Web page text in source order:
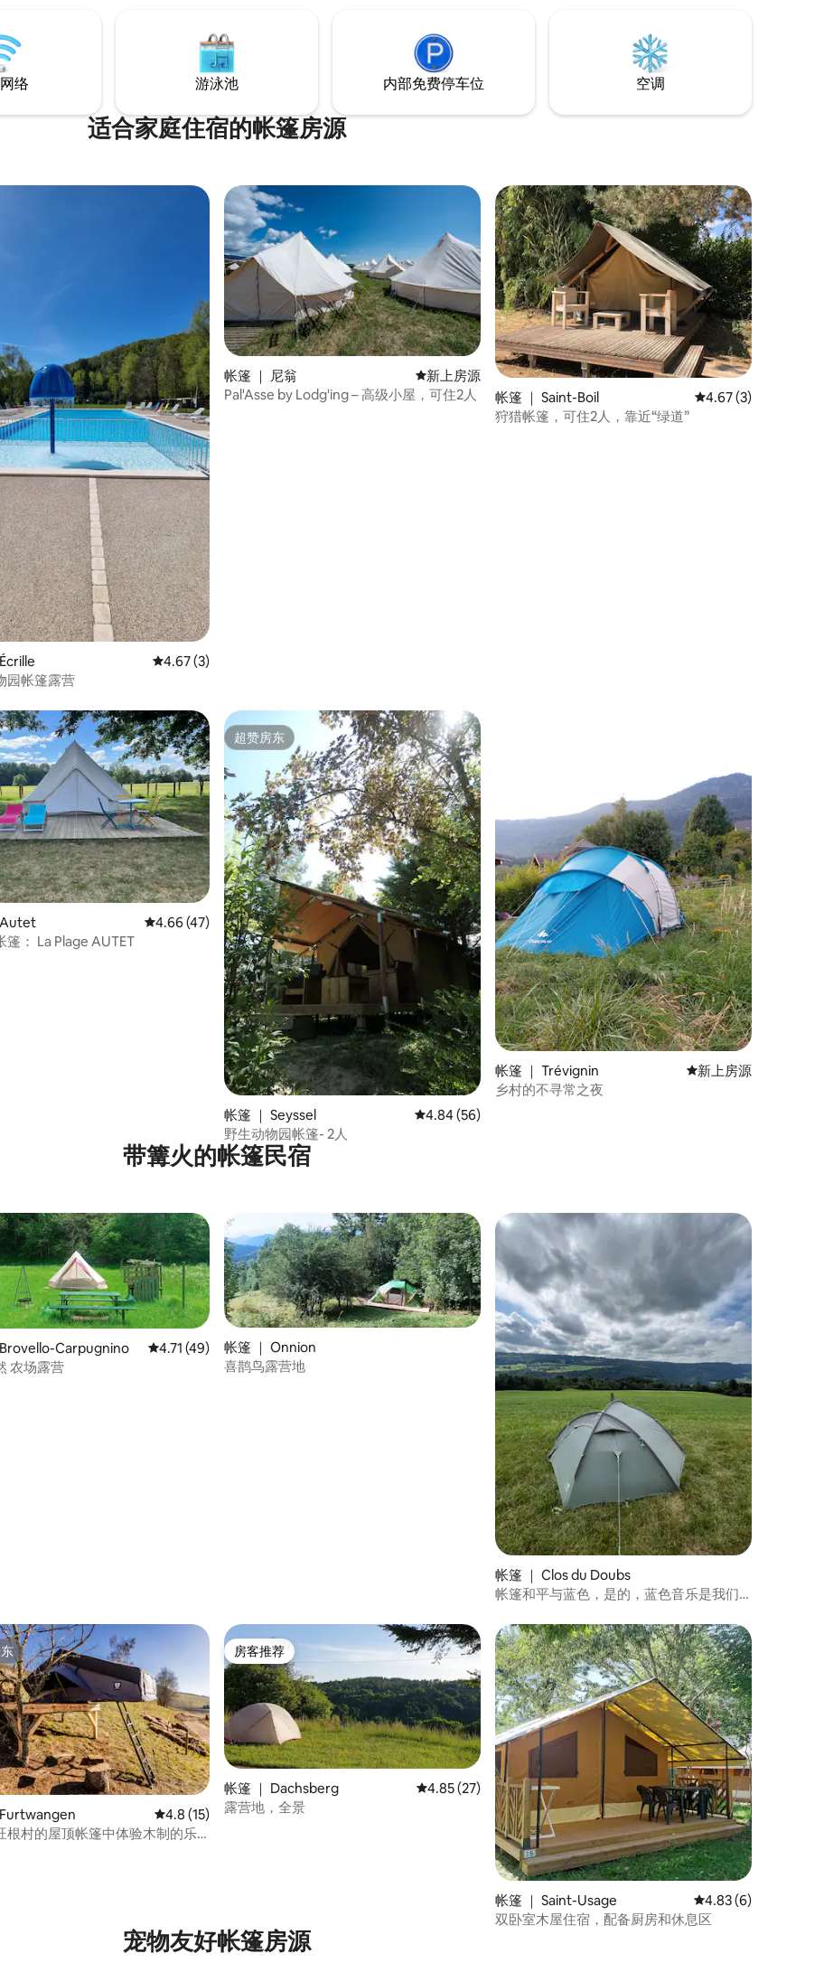
络 游泳池 内部免费停车位 空调
适合家庭住宿的帐篷房源
分 5 分），共 6 条评价
平均评分 4.67 分（满分 5 分），共 3 条评价
4.67 (3)
园帐篷露营
帐篷 ｜ 尼翁 新房源
新上房源
Pal'Asse by Lodg'ing – 高级小屋，可住2人
帐篷 ｜ Saint-Boil 平均评分 4.67 分（
4.67 (3)
狩猎帐篷，可住2人，靠近“绿道”
5 分），共 22 条评价
平均评分 4.66 分（满分 5 分），共 47 条评价
4.66 (47)
篷： La Plage AUTET
超赞房东
超赞房东
帐篷 ｜ Seyssel 平均评分 4.84 分（满分 5 分），共 56 条评价
4.84 (56)
野生动物园帐篷- 2人
帐篷 ｜ Trévignin 新房源
新上房源
乡村的不寻常之夜
带篝火的帐篷民宿
Carpugnino 平均评分 4.71 分（满分 5 分），共 49 条评价
4.71 (49)
亲近自然 农场露营
帐篷 ｜ Onnion
喜鹊鸟露营地
帐篷 ｜ Clos du Doubs
帐篷和平与蓝色，是的，蓝色音乐是我们
5 分），共 20 条评价
平均评分 4.8 分（满分 5 分），共 15 条评价
4.8 (15)
根村的屋顶帐篷中体验木制的乐
房客推荐
房客推荐
帐篷 ｜ Dachsberg 平均评分 4.85 分（满分 5 分），共 27 条评价
4.85 (27)
露营地，全景
帐篷 ｜ Saint-Usage 平均评分 4.83 分（
4.83 (6)
双卧室木屋住宿，配备厨房和休息区
宠物友好帐篷房源